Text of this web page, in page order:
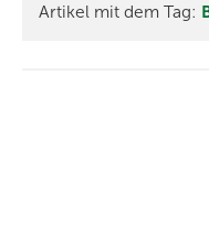
Artikel mit dem Tag: